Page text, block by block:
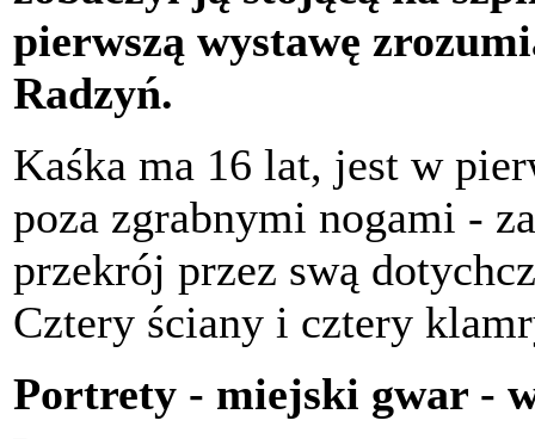
pierwszą wystawę
Radzyń.
Kaśka ma 16 lat, jest w
poza zgrabnymi nogami -
przekrój przez swą
Cztery ściany i cztery
Portrety - miejski gwar -